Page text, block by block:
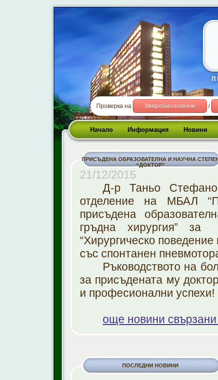
Проверка на Микробиологични /
Начало Информация Новини
ПРИСЪДЕНА ОБРАЗОВАТЕЛНА И НАУЧНА
“ДОКТОР”
21/12/2015
Д-р Таньо
отделение на МБАЛ
присъдена
гръдна хирургия” за
“Хирургическо
със спонтанен
Ръководството на
за присъдената му
и професионални успехи!
още новини
ПОСЛЕДНИ НОВИНИ